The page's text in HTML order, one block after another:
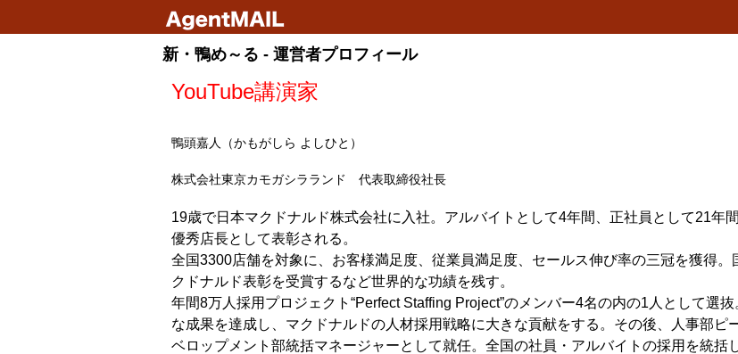
新・鴨め～る - 運営者プロフィール
YouTube講演家
鴨頭嘉人（かもがしら よしひと）
株式会社東京カモガシラランド 代表取締役社長
19歳で日本マクドナルド株式会社に入社。アルバイトとして4年間、正社員として21年
優秀店長として表彰される。
全国3300店舗を対象に、お客様満足度、従業員満足度、セールス伸び率の三冠を獲得。
クドナルド表彰を受賞するなど世界的な功績を残す。
年間8万人採用プロジェクト“Perfect Staffing Project”のメンバー4名の内の1人として選抜
な成果を達成し、マクドナルドの人材採用戦略に大きな貢献をする。その後、人事部ピ
ベロップメント部統括マネージャーとして就任。全国の社員・アルバイトの採用を統括